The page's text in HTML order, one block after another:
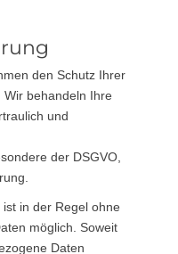
den Schutz Ihrer
behandeln Ihre
und
der DSGVO,
in der Regel ohne
möglich. Soweit
Daten